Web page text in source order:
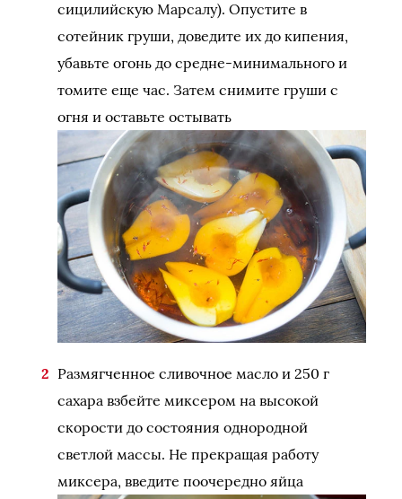
сицилийскую Марсалу). Опустите в
сотейник груши, доведите их до кипения,
убавьте огонь до средне-минимального и
томите еще час. Затем снимите груши с
огня и оставьте остывать
Размягченное сливочное масло и 250 г
сахара взбейте миксером на высокой
скорости до состояния однородной
светлой массы. Не прекращая работу
миксера, введите поочередно яйца